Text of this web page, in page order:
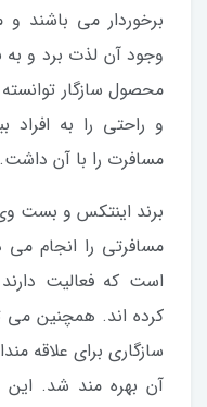
برخوردار می باشند
وجود آن لذت برد و به
محصول سازگار
و راحتی را به افراد
مسافرت را با آن داشت.
برند اینتکس و بست
مسافرتی را انجام می
است که فعالیت
کرده اند. همچنین می
سازگاری برای علاقه
آن بهره مند شد. این